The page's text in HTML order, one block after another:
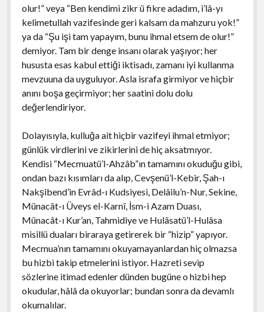
olur!” veya “Ben kendimi zikr ü fikre adadım, i’lâ-yı
kelimetullah vazifesinde geri kalsam da mahzuru yok!”
ya da “Şu işi tam yapayım, bunu ihmal etsem de olur!”
demiyor. Tam bir denge insanı olarak yaşıyor; her
hususta esas kabul ettiği iktisadı, zamanı iyi kullanma
mevzuuna da uyguluyor. Asla israfa girmiyor ve hiçbir
anını boşa geçirmiyor; her saatini dolu dolu
değerlendiriyor.
Dolayısıyla, kulluğa ait hiçbir vazifeyi ihmal etmiyor;
günlük virdlerini ve zikirlerini de hiç aksatmıyor.
Kendisi “Mecmuatü’l-Ahzâb”ın tamamını okuduğu gibi,
ondan bazı kısımları da alıp, Cevşenü’l-Kebir, Şah-ı
Nakşibend’in Evrâd-ı Kudsiyesi, Delâilu’n-Nur, Sekine,
Münacât-ı Üveys el-Karnî, İsm-i Azam Duası,
Münacât-ı Kur’an, Tahmidiye ve Hulâsatü’l-Hulâsa
misillü duaları biraraya getirerek bir “hizip” yapıyor.
Mecmua’nın tamamını okuyamayanlardan hiç olmazsa
bu hizbi takip etmelerini istiyor. Hazreti sevip
sözlerine itimad edenler dünden bugüne o hizbi hep
okudular, hâlâ da okuyorlar; bundan sonra da devamlı
okumalılar.